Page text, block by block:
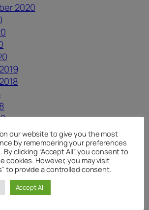
2020
2016
our website to give you the most
by remembering your preferences
clicking “Accept All”, you consent to
cookies. However, you may visit
to provide a controlled consent.
Accept All